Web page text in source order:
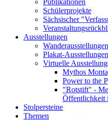
Publikationen
Schülerprojekte
Sächsischer
Ausstellungen
Wanderausstellungen
Plakat-Ausstellungen
Virtuelle
Mythos
Power to the
"Rotstift" -
Öffentlichkeit
Stolpersteine
Themen